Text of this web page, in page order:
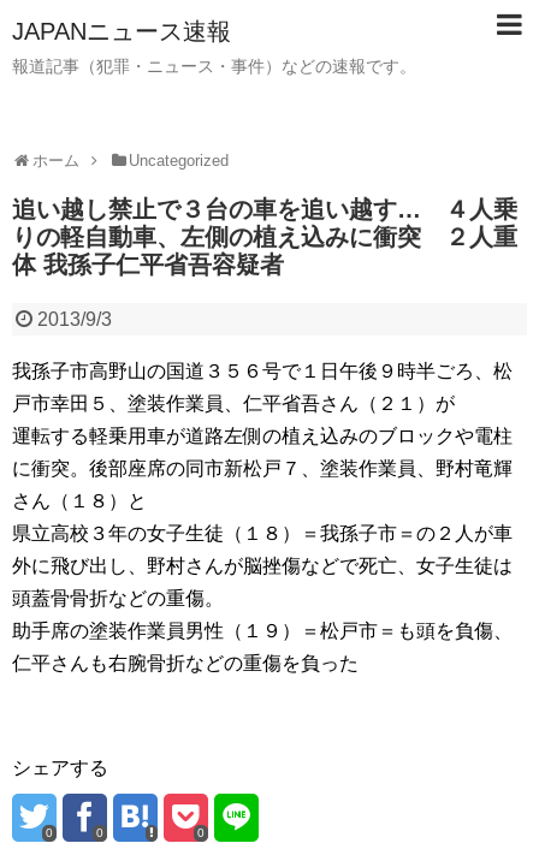
JAPANニュース速報
報道記事（犯罪・ニュース・事件）などの速報です。
ホーム Uncategorized
追い越し禁止で３台の車を追い越す… ４人乗
りの軽自動車、左側の植え込みに衝突 ２人重
体 我孫子仁平省吾容疑者
2013/9/3
我孫子市高野山の国道３５６号で１日午後９時半ごろ、松
戸市幸田５、塗装作業員、仁平省吾さん（２１）が
運転する軽乗用車が道路左側の植え込みのブロックや電柱
に衝突。後部座席の同市新松戸７、塗装作業員、野村竜輝
さん（１８）と
県立高校３年の女子生徒（１８）＝我孫子市＝の２人が車
外に飛び出し、野村さんが脳挫傷などで死亡、女子生徒は
頭蓋骨骨折などの重傷。
助手席の塗装作業員男性（１９）＝松戸市＝も頭を負傷、
仁平さんも右腕骨折などの重傷を負った
シェアする
0 0 0